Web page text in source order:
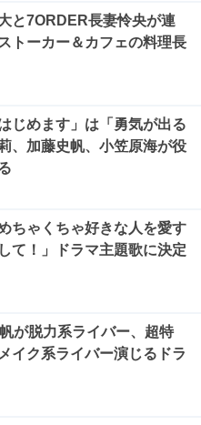
と7ORDER長妻怜央が連
トーカー＆カフェの料理長
じめます」は「勇気が出る
、加藤史帆、小笠原海が役
ちゃくちゃ好きな人を愛す
て！」ドラマ主題歌に決定
が脱力系ライバー、超特
イク系ライバー演じるドラ